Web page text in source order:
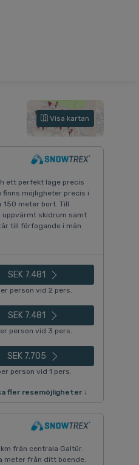
Visa kartan
ett perfekt läge precis
finns möjligheter precis i
meter bort. Till
uppvärmt skidrum samt
till förfogande i mån
SEK 7.481
person vid 2 pers.
SEK 7.481
person vid 3 pers.
SEK 7.705
person vid 1 pers.
fler resemöjligheter ↓
från centrala Galtür.
meter från ditt boende.